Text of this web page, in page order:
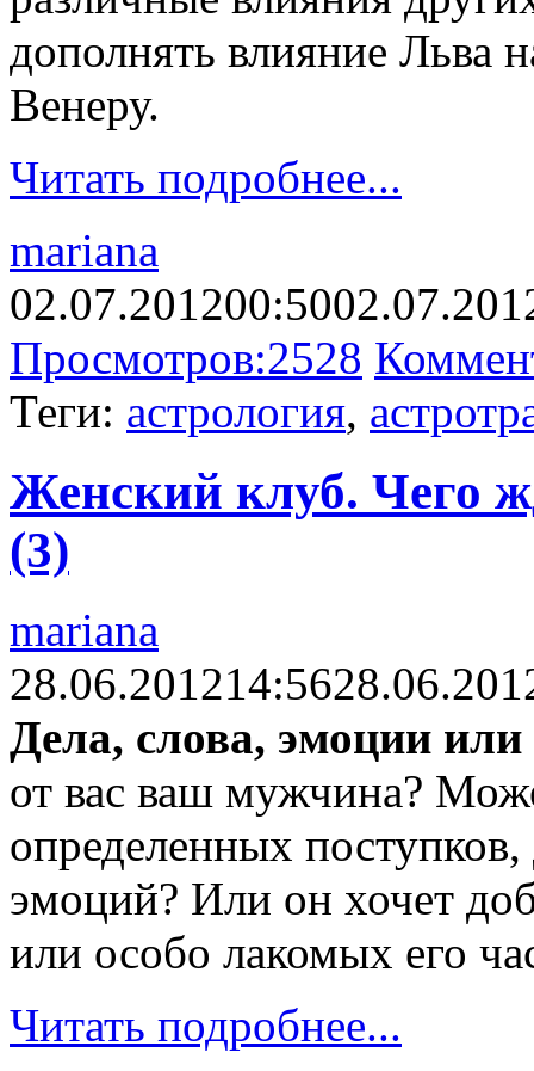
дополнять влияние Льва
Венеру.
Читать подробнее...
mariana
02.07.201200:50
Просмотров:2528
Теги: астрология,
Женский клуб. Чего
(3)
mariana
28.06.201214:56
Дела, слова, эмоции
от вас ваш мужчина?
определенных
эмоций? Или он хочет
или особо лакомых его
Читать подробнее...